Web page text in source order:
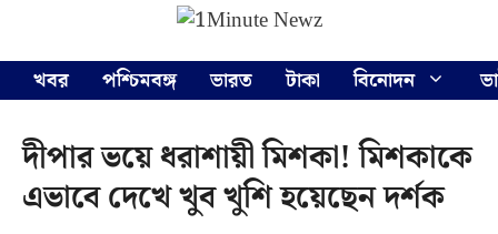
content
খবর
পশ্চিমবঙ্গ ভারত টাকা বিনোদন
দীপার ভয়ে ধরাশায়ী মিশকা! মিশকাকে
এভাবে দেখে খুব খুশি হয়েছেন দর্শক